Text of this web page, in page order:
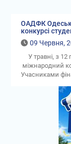
ОАДФК
конкурсі
09 Червня,
У травні, з 12
міжнародний
Учасниками